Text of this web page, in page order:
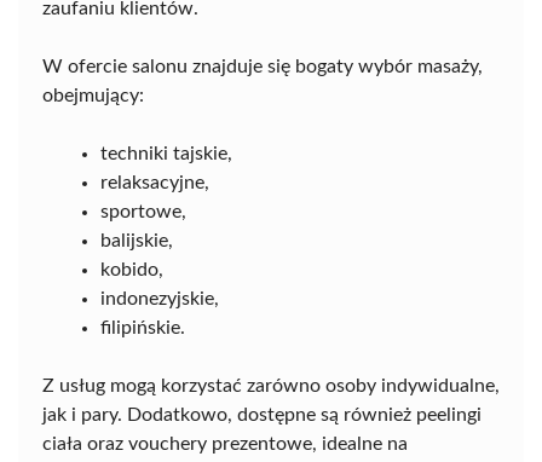
zaufaniu klientów.
W ofercie salonu znajduje się bogaty wybór masaży,
obejmujący:
techniki tajskie,
relaksacyjne,
sportowe,
balijskie,
kobido,
indonezyjskie,
filipińskie.
Z usług mogą korzystać zarówno osoby indywidualne,
jak i pary. Dodatkowo, dostępne są również peelingi
ciała oraz vouchery prezentowe, idealne na